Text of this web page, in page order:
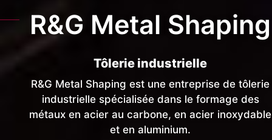
R&G Metal Shaping
Tôlerie industrielle
R&G Metal Shaping est une entreprise de tôlerie
industrielle spécialisée dans le formage des
métaux en acier au carbone, en acier inoxydable
et en aluminium.